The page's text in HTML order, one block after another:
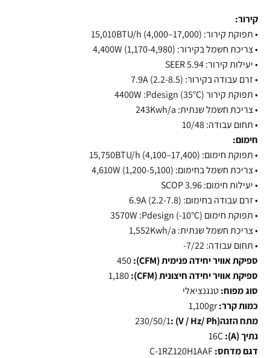
קירור:
•תפוקת קירור: 15,010BTU/h (4,000–17,000)
•צריכת חשמל בקירור: 4,400W (1,170-4,980)
•יעילות קירור: SEER 5.94
•זרם עבודה בקירור: 7.9A (2.2-8.5)
•תפוקת קירור (35°C) 4400W :Pdesign
•צריכת חשמל שנתית: 243Kwh/a
•תחום עבודה: 10/48
חימום:
•תפוקת חימום: 15,750BTU/h (4,100–17,400)
•צריכת חשמל בחימום: 4,610W (1,200-5,100)
•יעילות חימום: SCOP 3.96
•זרם עבודה בחימום: 6.9A (2.2-7.8)
•תפוקת חימום (10°C-) 3570W :Pdesign
•צריכת חשמל שנתית: 1,552Kwh/a
•תחום עבודה: 7/22-
ספיקת אוויר יחידה פנימית (CFM):
ספיקת אוויר יחידה חיצונית (CFM):
סוג מפוח:טנגנציאלי
כמות קרר:1,100gr
מתח הזנה(V / Hz/ Ph) :
230/50/1
נתיך (A):
דגם מדחס: